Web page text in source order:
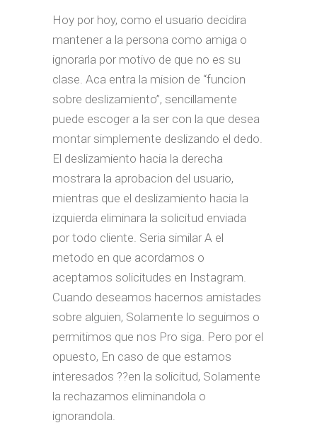
Hoy por hoy, como el usuario decidira
mantener a la persona como amiga o
ignorarla por motivo de que no es su
clase. Aca entra la mision de “funcion
sobre deslizamiento”, sencillamente
puede escoger a la ser con la que desea
montar simplemente deslizando el dedo.
El deslizamiento hacia la derecha
mostrara la aprobacion del usuario,
mientras que el deslizamiento hacia la
izquierda eliminara la solicitud enviada
por todo cliente. Seri­a similar A el
metodo en que acordamos o
aceptamos solicitudes en Instagram.
Cuando deseamos hacernos amistades
sobre alguien, Solamente lo seguimos o
permitimos que nos Pro siga. Pero por el
opuesto, En caso de que estamos
interesados ??en la solicitud, Solamente
la rechazamos eliminandola o
ignorandola.